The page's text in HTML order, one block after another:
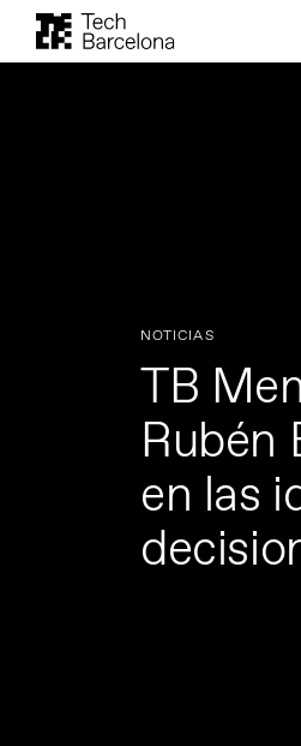
NOTICIAS
TB
Rubén
en las